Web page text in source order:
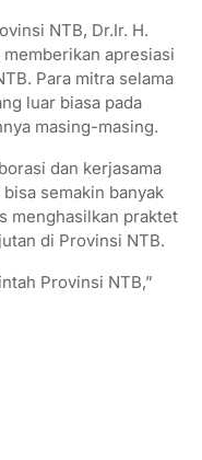
NTB, Dr.Ir. H.
apresiasi
Para mitra selama
luar biasa pada
masing-masing.
dan kerjasama
semakin banyak
menghasilkan praktet
di Provinsi NTB.
Provinsi NTB,”